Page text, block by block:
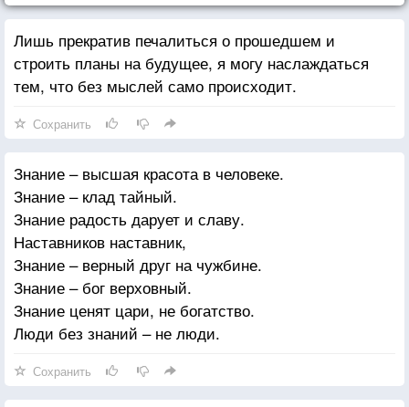
Лишь прекратив печалиться о прошедшем и
строить планы на будущее, я могу наслаждаться
тем, что без мыслей само происходит.
Сохранить
Знание – высшая красота в человеке.
Знание – клад тайный.
Знание радость дарует и славу.
Наставников наставник,
Знание – верный друг на чужбине.
Знание – бог верховный.
Знание ценят цари, не богатство.
Люди без знаний – не люди.
Сохранить